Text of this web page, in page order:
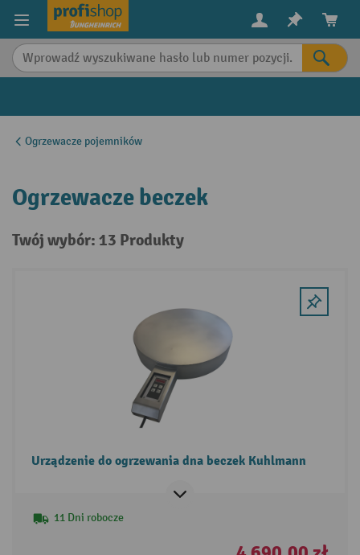
content
Ogrzewacze pojemników
Ogrzewacze beczek
Twój wybór: 13 Produkty
Urządzenie do ogrzewania dna beczek Kuhlmann
11 Dni robocze